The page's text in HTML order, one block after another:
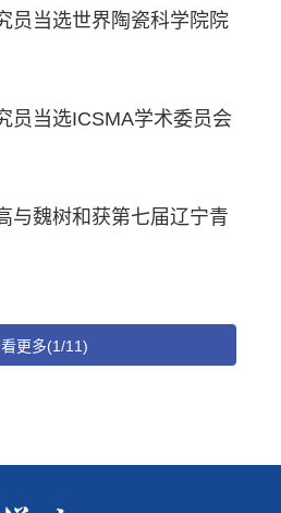
员当选世界陶瓷科学院院
员当选ICSMA学术委员会
与魏树和获第七届辽宁青
更多(1/11)